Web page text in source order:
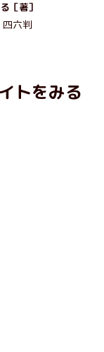
［著］
四六判
トをみる